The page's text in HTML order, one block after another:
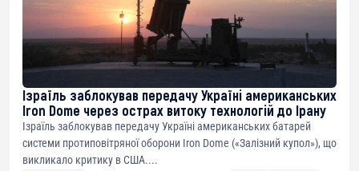
Ізраїль заблокував передачу Україні американських
Iron Dome через острах витоку технологій до Ірану
Ізраїль заблокував передачу Україні американських батарей
системи протиповітряної оборони Iron Dome («Залізний купол»), що
викликало критику в США....